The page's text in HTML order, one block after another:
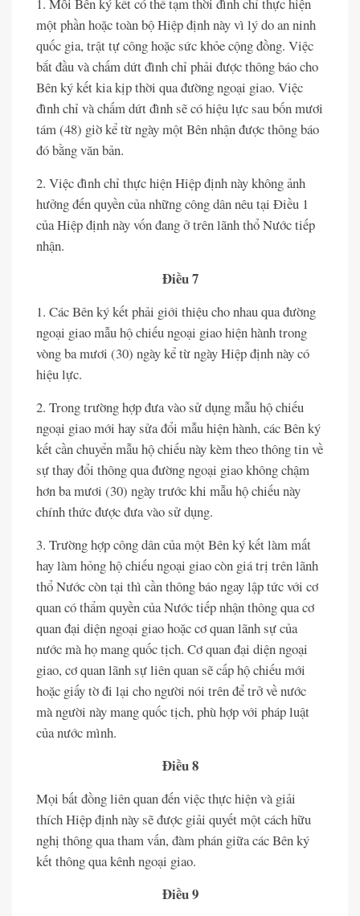
một phần hoặc toàn bộ Hiệp định này vì lý do an ninh
quốc gia, trật tự công hoặc sức khỏe cộng đồng. Việc
bắt đầu và chấm dứt đình chỉ phải được thông báo cho
Bên ký kết kia kịp thời qua đường ngoại giao. Việc
đình chỉ và chấm dứt đình sẽ có hiệu lực sau bốn mươi
tám (48) giờ kể từ ngày một Bên nhận được thông báo
đó bằng văn bản.
2. Việc đình chỉ thực hiện Hiệp định này không ảnh
hưởng đến quyền của những công dân nêu tại Điều 1
của Hiệp định này vốn đang ở trên lãnh thổ Nước tiếp
nhận.
Điều 7
1. Các Bên ký kết phải giới thiệu cho nhau qua đường
ngoại giao mẫu hộ chiếu ngoại giao hiện hành trong
vòng ba mươi (30) ngày kể từ ngày Hiệp định này có
hiệu lực.
2. Trong trường hợp đưa vào sử dụng mẫu hộ chiếu
ngoại giao mới hay sửa đổi mẫu hiện hành, các Bên ký
kết cần chuyển mẫu hộ chiếu này kèm theo thông tin về
sự thay đổi thông qua đường ngoại giao không chậm
hơn ba mươi (30) ngày trước khi mẫu hộ chiếu này
chính thức được đưa vào sử dụng.
3. Trường hợp công dân của một Bên ký kết làm mất
hay làm hỏng hộ chiếu ngoại giao còn giá trị trên lãnh
thổ Nước còn tại thì cần thông báo ngay lập tức với cơ
quan có thẩm quyền của Nước tiếp nhận thông qua cơ
quan đại diện ngoại giao hoặc cơ quan lãnh sự của
nước mà họ mang quốc tịch. Cơ quan đại diện ngoại
giao, cơ quan lãnh sự liên quan sẽ cấp hộ chiếu mới
hoặc giấy tờ đi lại cho người nói trên để trở về nước
mà người này mang quốc tịch, phù hợp với pháp luật
của nước mình.
Điều 8
Mọi bất đồng liên quan đến việc thực hiện và giải
thích Hiệp định này sẽ được giải quyết một cách hữu
nghị thông qua tham vấn, đàm phán giữa các Bên ký
kết thông qua kênh ngoại giao.
Điều 9